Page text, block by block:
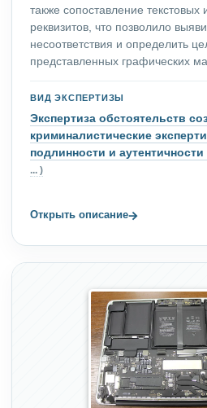
также сопоставление текстовых
реквизитов, что позволило
несоответствия и определить
представленных графических
ВИД ЭКСПЕРТИЗЫ
Экспертиза обстоятельств
криминалистические
подлинности и
... )
Открыть описание→